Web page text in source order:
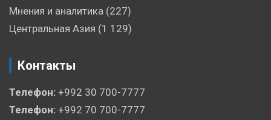
Мнения и аналитика (227)
Центральная Азия (1 129)
Контакты
Телефон: +992 30 700-7777
Телефон: +992 70 700-7777